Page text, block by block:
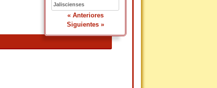
Jaliscienses
« Anteriores
Siguientes »